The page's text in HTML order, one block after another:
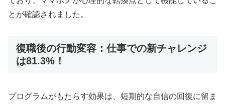
とが確認されました。
復職後の行動変容：仕事での新チャレンジ
は81.3%！
プログラムがもたらす効果は、短期的な自信の回復に留ま